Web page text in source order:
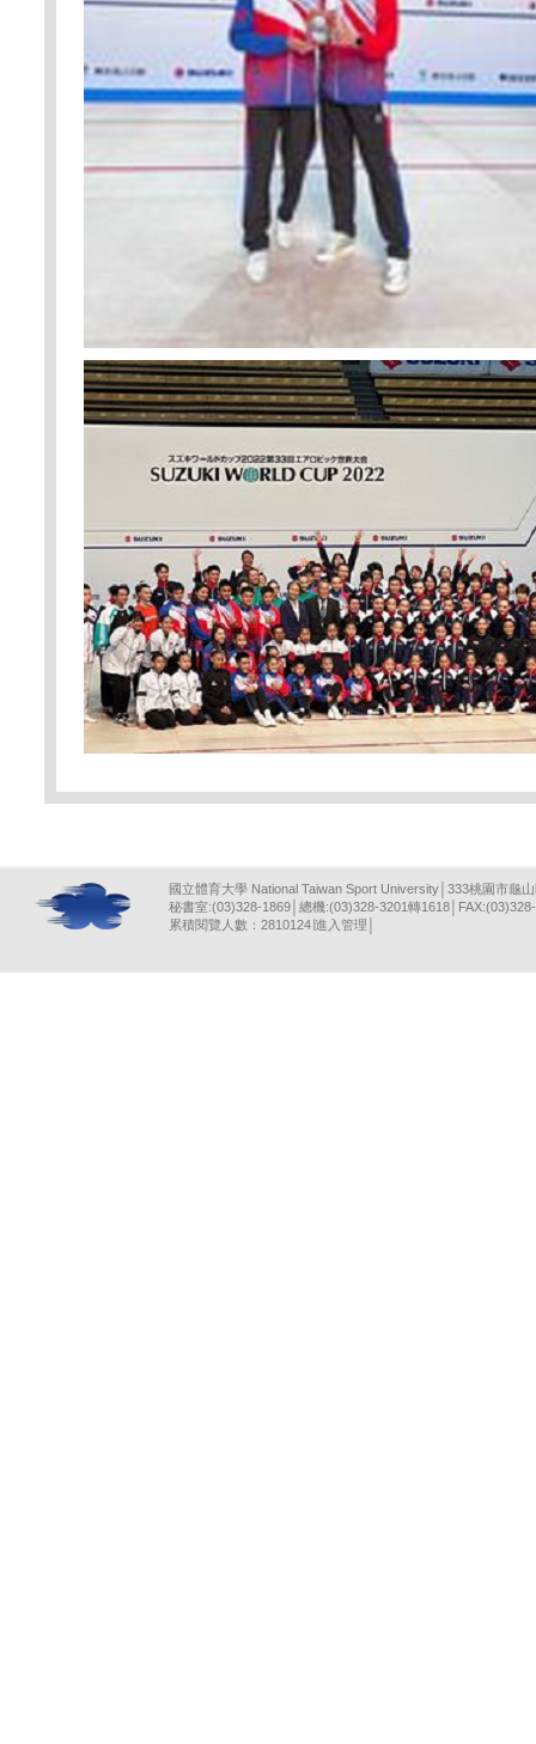
國立體育大學 National Taiwan Sport University│333桃園市龜
秘書室:(03)328-1869│總機:(03)328-3201轉
累積閱覽人數：2810124∣ 進入管理